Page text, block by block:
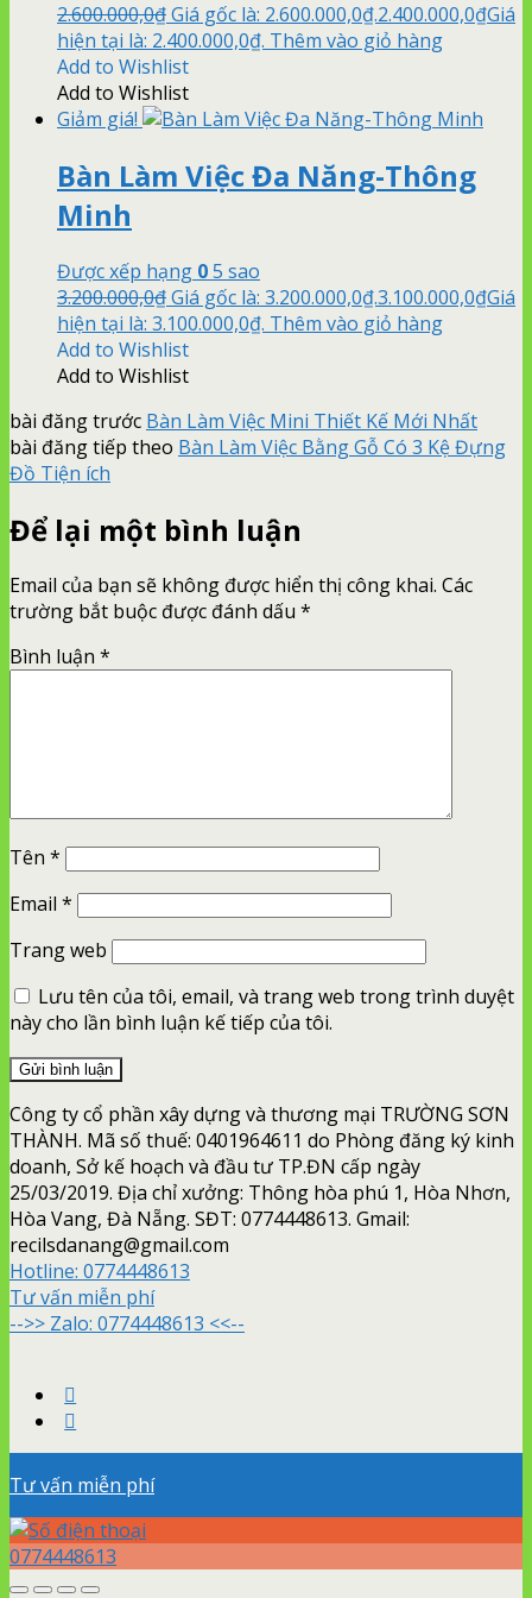
2.600.000,0₫Giá gốc là: 2.600.000,0₫.2.400.000,0₫Giá
hiện tại là: 2.400.000,0₫. Thêm vào giỏ hàng
Add to Wishlist
Add to Wishlist
Giảm giá!
Bàn Làm Việc Đa Năng-Thông
Minh
Được xếp hạng 05 sao
3.200.000,0₫Giá gốc là: 3.200.000,0₫.3.100.000,0₫Giá
hiện tại là: 3.100.000,0₫. Thêm vào giỏ hàng
Add to Wishlist
Add to Wishlist
bài đăng trước Bàn Làm Việc Mini Thiết Kế Mới Nhất
bài đăng tiếp theo Bàn Làm Việc Bằng Gỗ Có 3 Kệ Đựng
Đồ Tiện ích
Để lại một bình luận
Email của bạn sẽ không được hiển thị công khai. Các
trường bắt buộc được đánh dấu *
Bình luận *
Tên *
Email *
Trang web
Lưu tên của tôi, email, và trang web trong trình duyệt
này cho lần bình luận kế tiếp của tôi.
Công ty cổ phần xây dựng và thương mại TRƯỜNG SƠN
THÀNH. Mã số thuế: 0401964611 do Phòng đăng ký kinh
doanh, Sở kế hoạch và đầu tư TP.ĐN cấp ngày
25/03/2019. Địa chỉ xưởng: Thông hòa phú 1, Hòa Nhơn,
Hòa Vang, Đà Nẵng. SĐT: 0774448613. Gmail:
recilsdanang@gmail.com
Hotline: 0774448613
Tư vấn miễn phí
-->> Zalo: 0774448613 <<--
Tư vấn miễn phí
0774448613